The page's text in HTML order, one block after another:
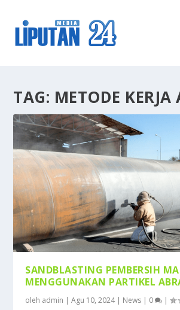
TAG: METODE KERJA
SANDBLASTING PEMBERSIH
MENGGUNAKAN PARTIKEL
oleh admin |Agu 10, 2024| News | 0 |